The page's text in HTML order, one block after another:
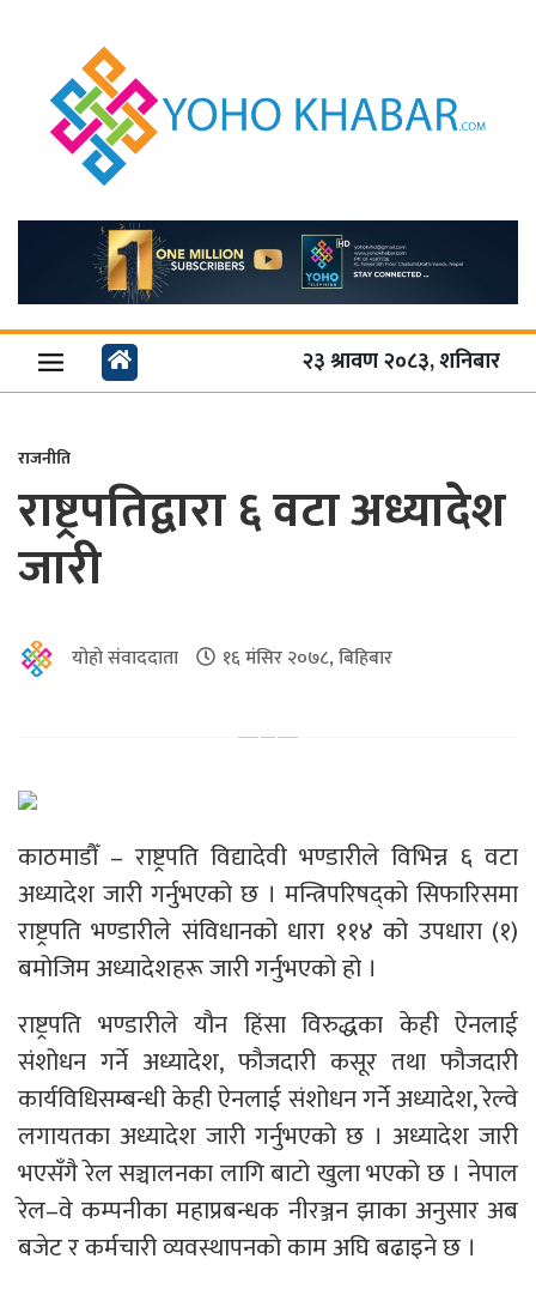
२३ श्रावण २०८३, शनिबार
राजनीति
राष्ट्रपतिद्वारा ६ वटा अध्यादेश
जारी
योहो संवाददाता १६ मंसिर २०७८, बिहिबार
काठमाडौँ – राष्ट्रपति विद्यादेवी भण्डारीले विभिन्न ६ वटा
अध्यादेश जारी गर्नुभएको छ । मन्त्रिपरिषद्को सिफारिसमा
राष्ट्रपति भण्डारीले संविधानको धारा ११४ को उपधारा (१)
बमोजिम अध्यादेशहरू जारी गर्नुभएको हो ।
राष्ट्रपति भण्डारीले यौन हिंसा विरुद्धका केही ऐनलाई
संशोधन गर्ने अध्यादेश, फौजदारी कसूर तथा फौजदारी
कार्यविधिसम्बन्धी केही ऐनलाई संशोधन गर्ने अध्यादेश, रेल्वे
लगायतका अध्यादेश जारी गर्नुभएको छ । अध्यादेश जारी
भएसँगै रेल सञ्चालनका लागि बाटो खुला भएको छ । नेपाल
रेल–वे कम्पनीका महाप्रबन्धक नीरञ्जन झाका अनुसार अब
बजेट र कर्मचारी व्यवस्थापनको काम अघि बढाइने छ ।